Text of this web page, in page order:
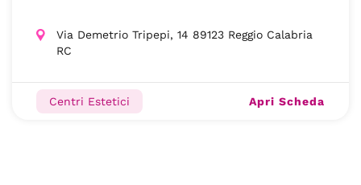
Via Demetrio Tripepi, 14 89123 Reggio Calabria
RC
Centri Estetici Apri Scheda